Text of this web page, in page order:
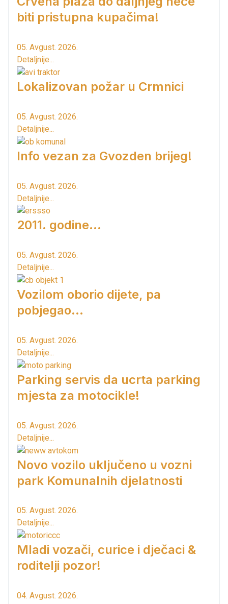
biti pristupna kupačima!
05. Avgust. 2026.
Detaljnije...
Lokalizovan požar u Crmnici
05. Avgust. 2026.
Detaljnije...
Info vezan za Gvozden brijeg!
05. Avgust. 2026.
Detaljnije...
2011. godine...
05. Avgust. 2026.
Detaljnije...
Vozilom oborio dijete, pa
pobjegao...
05. Avgust. 2026.
Detaljnije...
Parking servis da ucrta parking
mjesta za motocikle!
05. Avgust. 2026.
Detaljnije...
Novo vozilo uključeno u vozni
park Komunalnih djelatnosti
05. Avgust. 2026.
Detaljnije...
Mladi vozači, curice i dječaci &
roditelji pozor!
04. Avgust. 2026.